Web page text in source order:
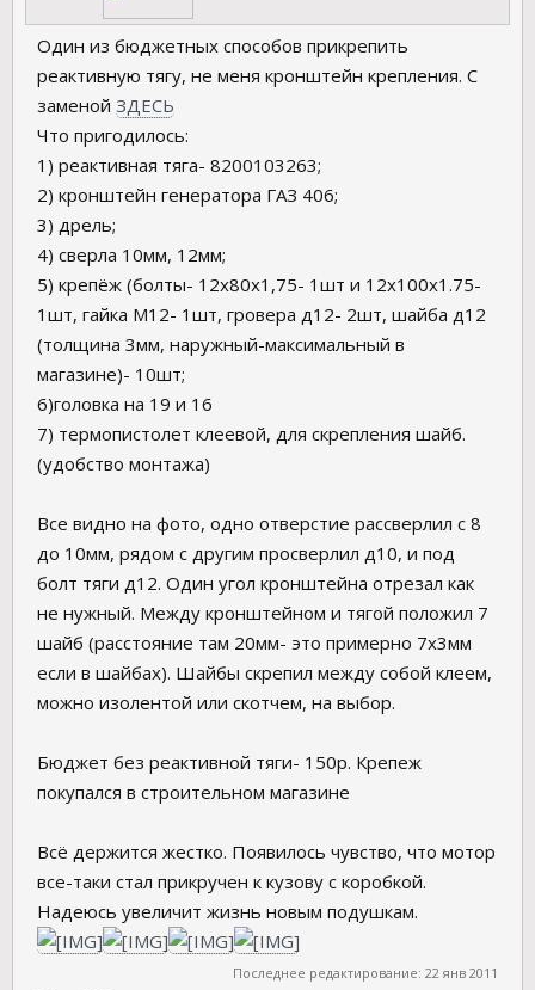
Один из бюджетных способов прикрепить
реактивную тягу, не меня кронштейн крепления. С
заменой ЗДЕСЬ
Что пригодилось:
1) реактивная тяга- 8200103263;
2) кронштейн генератора ГАЗ 406;
3) дрель;
4) сверла 10мм, 12мм;
5) крепёж (болты- 12х80х1,75- 1шт и 12х100х1.75-
1шт, гайка М12- 1шт, гровера д12- 2шт, шайба д12
(толщина 3мм, наружный-максимальный в
магазине)- 10шт;
6)головка на 19 и 16
7) термопистолет клеевой, для скрепления шайб.
(удобство монтажа)
Все видно на фото, одно отверстие рассверлил с 8
до 10мм, рядом с другим просверлил д10, и под
болт тяги д12. Один угол кронштейна отрезал как
не нужный. Между кронштейном и тягой положил 7
шайб (расстояние там 20мм- это примерно 7х3мм
если в шайбах). Шайбы скрепил между собой клеем,
можно изолентой или скотчем, на выбор.
Бюджет без реактивной тяги- 150р. Крепеж
покупался в строительном магазине
Всё держится жестко. Появилось чувство, что мотор
все-таки стал прикручен к кузову с коробкой.
Надеюсь увеличит жизнь новым подушкам.
Последнее редактирование: 22 янв 2011